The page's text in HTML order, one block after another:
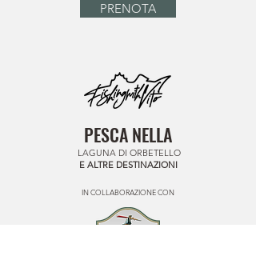
PRENOTA
PESCA NELLA
LAGUNA DI ORBETELLO
E ALTRE DESTINAZIONI
IN COLLABORAZIONE CON